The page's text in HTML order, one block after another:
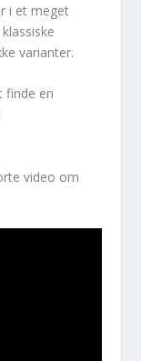
i et meget
varianter.
finde en
video om